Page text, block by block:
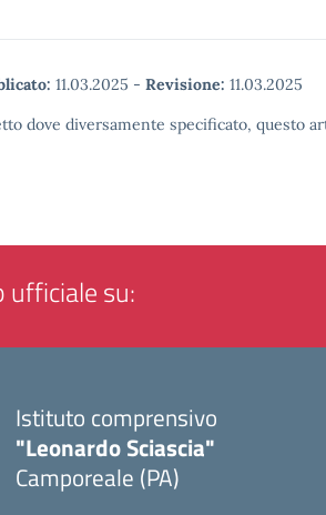
11.03.2025 - Revisione: 11.03.2025
dove diversamente specificato, questo
ufficiale su:
Istituto comprensivo
"Leonardo Sciascia"
Camporeale (PA)